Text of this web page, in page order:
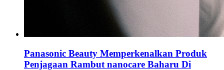
Panasonic Beauty Memperkenalkan Produk
Penjagaan Rambut nanocare Baharu Di